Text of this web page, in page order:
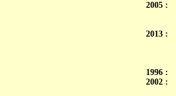
2005 :
2013 :
1996 :
2002 :